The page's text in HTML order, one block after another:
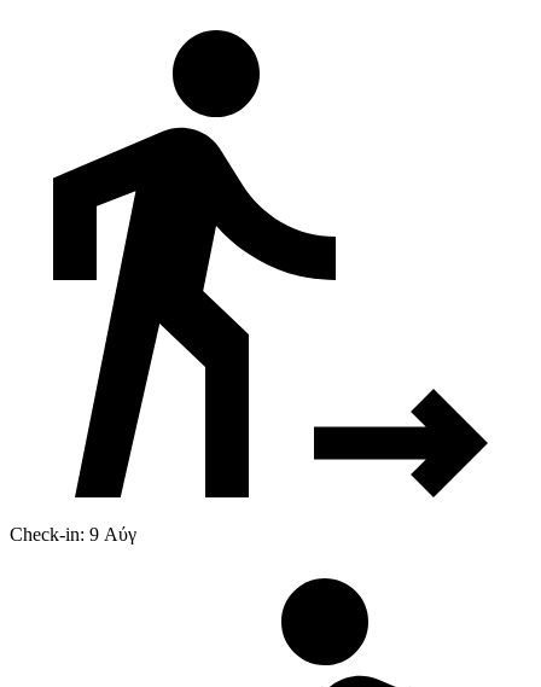
Check-in: 9 Αύγ